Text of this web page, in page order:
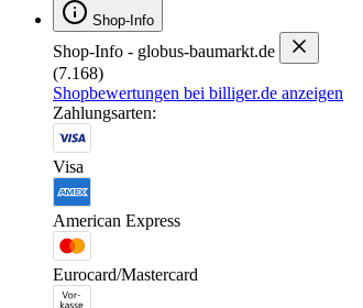
Shop-Info
Shop-Info - globus-baumarkt.de
(7.168)
Shopbewertungen bei billiger.de anzeigen
Zahlungsarten:
Visa
American Express
Eurocard/Mastercard